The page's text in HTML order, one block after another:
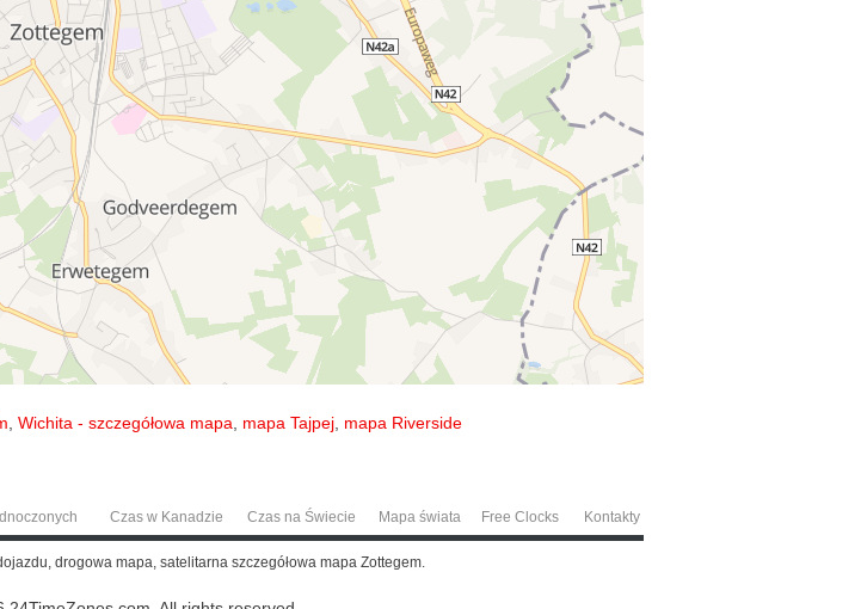
Wichita - szczegółowa mapa mapa Tajpej mapa Riverside
Czas w Kanadzie Czas na Świecie Mapa świata Free Clocks Kontakty
drogowa mapa, satelitarna szczegółowa mapa Zottegem.